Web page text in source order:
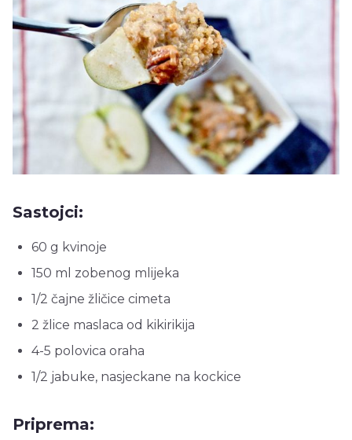
Sastojci:
60 g kvinoje
150 ml zobenog mlijeka
1/2 čajne žličice cimeta
2 žlice maslaca od kikirikija
4-5 polovica oraha
1/2 jabuke, nasjeckane na kockice
Priprema: